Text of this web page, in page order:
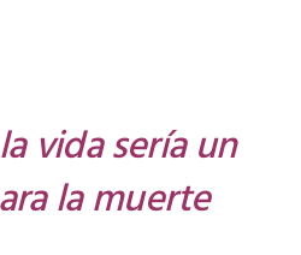
vida sería un
la muerte